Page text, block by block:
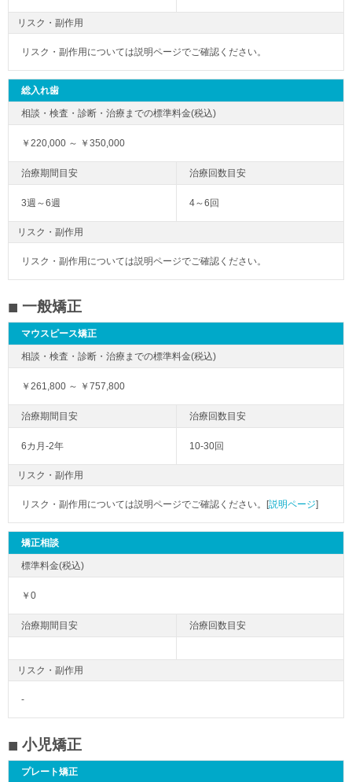
リスク・副作用
リスク・副作用については説明ページでご確認ください。
総入れ歯
￥220,000 ～ ￥350,000
3週～6週 4～6回
リスク・副作用
リスク・副作用については説明ページでご確認ください。
一般矯正
マウスピース矯正
￥261,800 ～ ￥757,800
6カ月-2年 10-30回
リスク・副作用
リスク・副作用については説明ページでご確認ください。[説明ページ]
矯正相談
￥0
リスク・副作用
-
小児矯正
プレート矯正